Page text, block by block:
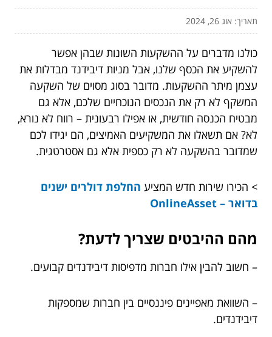
תאריך: אוג 26, 2024
כולנו מדברים על ההשקעות השונות שבהן אפשר
להשקיע את הכסף שלנו, אבל מניות דיבידנד מבדלות את
עצמן מיתר ההשקעות. מדובר בסוג מסוים של השקעה
המשקף לא רק את הנכסים הנוכחיים שלכם, אלא גם
מבטיח הכנסה חודשית, או אפילו רבעונית – רווח לא נורא,
לא? אם תשאלו את המשקיעים האמיצים, הם יגידו לכם
שמדובר בהשקעה לא רק כספית אלא גם אסטרטגית.
> הכירו שירות חדש המציע החלפת דולרים ישנים
בדואר – OnlineAsset
מהם ההיבטים שצריך לדעת?
– חשוב להבין אילו חברות מדפיסות דיבידנדים קבועים.
– השוואת מאפיינים פיננסיים בין חברות שמספקות
דיבידנדים.